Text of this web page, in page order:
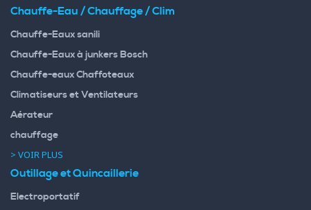
Chauffe-Eau / Chauffage / Clim
Chauffe-Eaux sanili
Chauffe-Eaux à junkers Bosch
Chauffe-eaux Chaffoteaux
Climatiseurs et Ventilateurs
Aérateur
chauffage
> VOIR PLUS
Outillage et Quincaillerie
Electroportatif